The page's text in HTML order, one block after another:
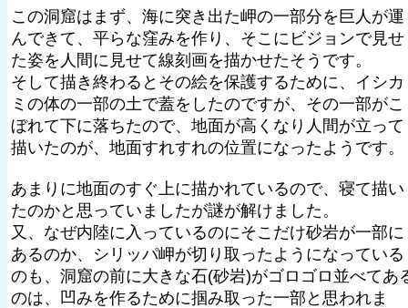
この洞窟はまず、海に突き出た岬の一部分を巨人が運
んできて、平らな窪みを作り、そこにビジョンで見せ
た姿を人間に見せて線刻画を描かせたそうです。
そして描き終わるとその絵を保護するために、イシカ
ミの体の一部の土で蓋をしたのですが、その一部がこ
ぼれて下に落ちたので、地面が高くなり人間が立って
描いたのが、地面すれすれの位置になったようです。
あまりに地面のすぐ上に描かれているので、寝て描い
たのかと思っていましたが謎が解けました。
又、なぜ内陸に入っているのにそこだけ砂岩が一部に
あるのか、シリッパ岬が切り取ったようになっている
のも、洞窟の前に大きな石(砂岩)がゴロゴロ並べてあ
のは、凹みを作るために掴み取った一部と思われま